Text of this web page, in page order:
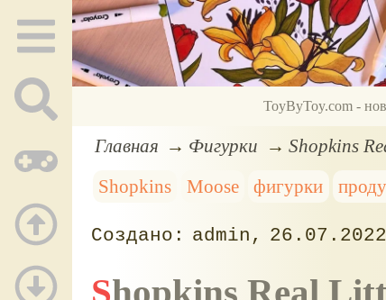
ToyByToy.com -
Главная Фигурки
Shopkins
Shopkins
Moose фигурки
admin 26.07.2022